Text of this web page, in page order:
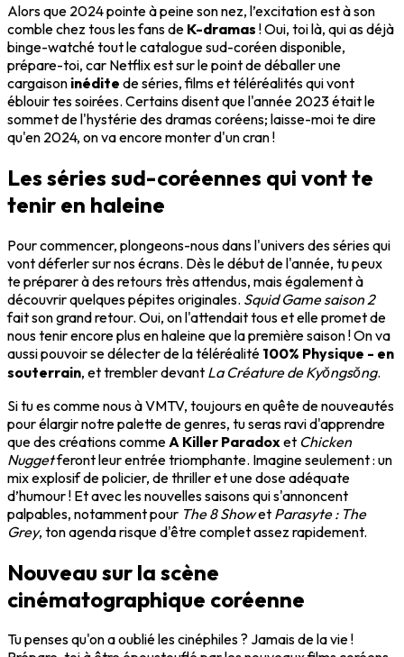
Alors que 2024 pointe à peine son nez, l’excitation est à son
comble chez tous les fans de K-dramas ! Oui, toi là, qui as déjà
binge-watché tout le catalogue sud-coréen disponible,
prépare-toi, car Netflix est sur le point de déballer une
cargaison inédite de séries, films et téléréalités qui vont
éblouir tes soirées. Certains disent que l'année 2023 était le
sommet de l'hystérie des dramas coréens; laisse-moi te dire
qu'en 2024, on va encore monter d'un cran !
Les séries sud-coréennes qui vont te
tenir en haleine
Pour commencer, plongeons-nous dans l'univers des séries qui
vont déferler sur nos écrans. Dès le début de l'année, tu peux
te préparer à des retours très attendus, mais également à
découvrir quelques pépites originales. Squid Game saison 2
fait son grand retour. Oui, on l'attendait tous et elle promet de
nous tenir encore plus en haleine que la première saison ! On va
aussi pouvoir se délecter de la téléréalité 100% Physique - en
souterrain, et trembler devant La Créature de Kyŏngsŏng.
Si tu es comme nous à VMTV, toujours en quête de nouveautés
pour élargir notre palette de genres, tu seras ravi d'apprendre
que des créations comme A Killer Paradoxet Chicken
Nuggetferont leur entrée triomphante. Imagine seulement : un
mix explosif de policier, de thriller et une dose adéquate
d’humour ! Et avec les nouvelles saisons qui s'annoncent
palpables, notamment pour The 8 Showet Parasyte : The
Grey, ton agenda risque d'être complet assez rapidement.
Nouveau sur la scène
cinématographique coréenne
Tu penses qu'on a oublié les cinéphiles ? Jamais de la vie !